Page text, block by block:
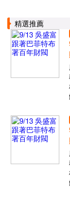
精選推薦